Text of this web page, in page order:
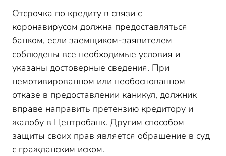
Отсрочка по кредиту в связи с
коронавирусом должна предоставляться
банком, если заемщиком-заявителем
соблюдены все необходимые условия и
указаны достоверные сведения. При
немотивированном или необоснованном
отказе в предоставлении каникул, должник
вправе направить претензию кредитору и
жалобу в Центробанк. Другим способом
защиты своих прав является обращение в суд
с гражданским иском.